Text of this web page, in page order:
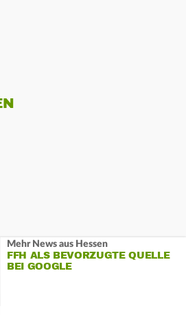
Mehr News aus Hessen
FFH ALS BEVORZUGTE QUELLE
BEI GOOGLE